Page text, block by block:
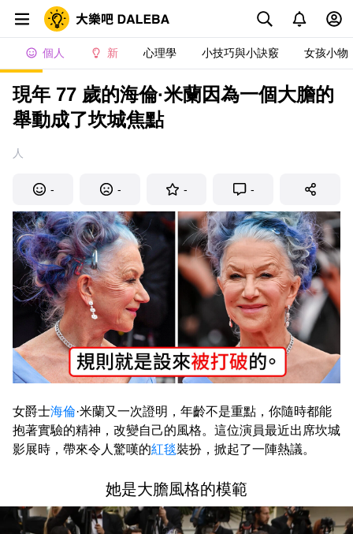
個人 新 心理學 小技巧與小訣竅 女孩小物
現年 77 歲的海倫·米蘭因為一個大膽的
舉動成了坎城焦點
人
- - - -
女爵士海倫·米蘭又一次證明，年齡不是重點，你隨時都能
抱著實驗的精神，改變自己的風格。這位演員最近出席坎城
影展時，帶來令人驚嘆的紅毯裝扮，掀起了一陣熱議。
她是大膽風格的模範